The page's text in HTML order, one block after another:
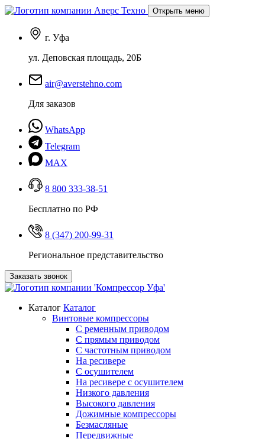
Открыть меню
г. Уфа
ул. Деповская площадь, 20Б
air@averstehno.com
Для заказов
WhatsApp
Telegram
MAX
8 800 333-38-51
Бесплатно по РФ
8 (347) 200-99-31
Региональное представительство
Заказать звонок
Каталог Каталог
Винтовые компрессоры
С ременным приводом
С прямым приводом
С частотным приводом
На ресивере
С осушителем
На ресивере с осушителем
Низкого давления
Высокого давления
Дожимные компрессоры
Безмасляные
Передвижные